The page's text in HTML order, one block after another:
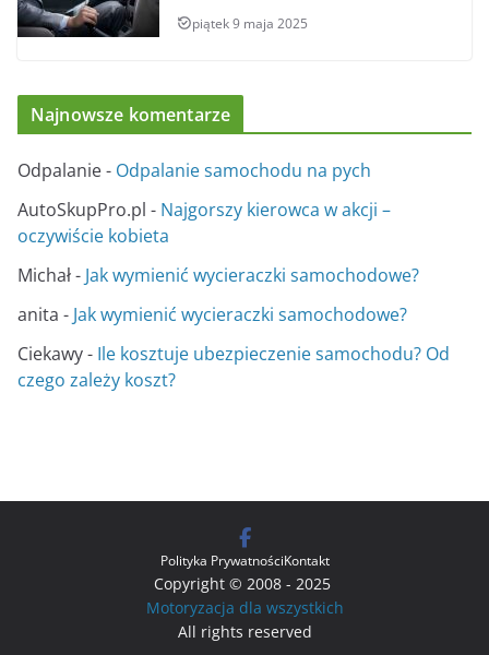
piątek 9 maja 2025
Najnowsze komentarze
Odpalanie- Odpalanie samochodu na pych
AutoSkupPro.pl - Najgorszy kierowca w akcji –
oczywiście kobieta
Michał- Jak wymienić wycieraczki samochodowe?
anita - Jak wymienić wycieraczki samochodowe?
Ciekawy- Ile kosztuje ubezpieczenie samochodu? Od
czego zależy koszt?
Polityka PrywatnościKontakt
Copyright © 2008 - 2025
Motoryzacja dla wszystkich
All rights reserved